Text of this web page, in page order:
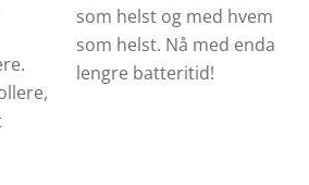
som helst og med hvem
som helst. Nå med enda
lengre batteritid!